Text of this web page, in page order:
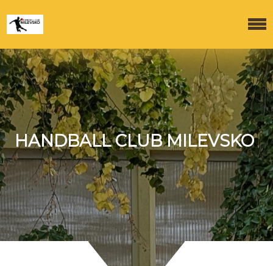
HANDBALL CLUB MILEVSKO